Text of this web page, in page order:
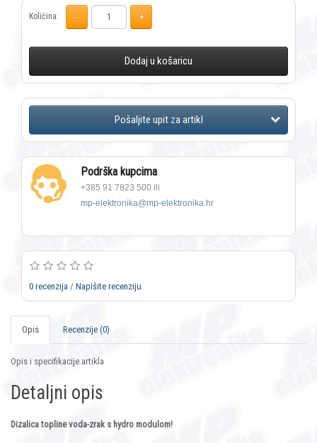
Količina:
Dodaj u košaricu
Podrška kupcima
+385 91 7823 500 ili
mp-elektronika@mp-elektronika.hr
0 recenzija / Napišite recenziju
Opis Recenzije (0)
Opis i specifikacije artikla
Detaljni opis
Dizalica topline voda-zrak s hydro modulom!